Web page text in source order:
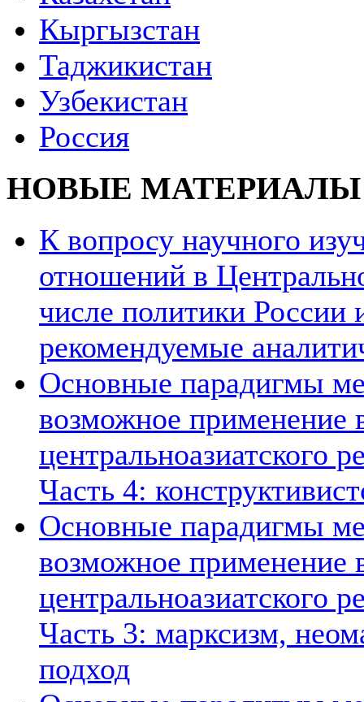
Кыргызстан
Таджикистан
Узбекистан
Россия
НОВЫЕ МАТЕРИАЛЫ
К вопросу научного
отношений в
числе политики России
рекомендуемые
Основные парадигмы
возможное применение
центральноазиатского
Часть 4:
Основные парадигмы
возможное применение
центральноазиатского
Часть 3: марксизм,
подход